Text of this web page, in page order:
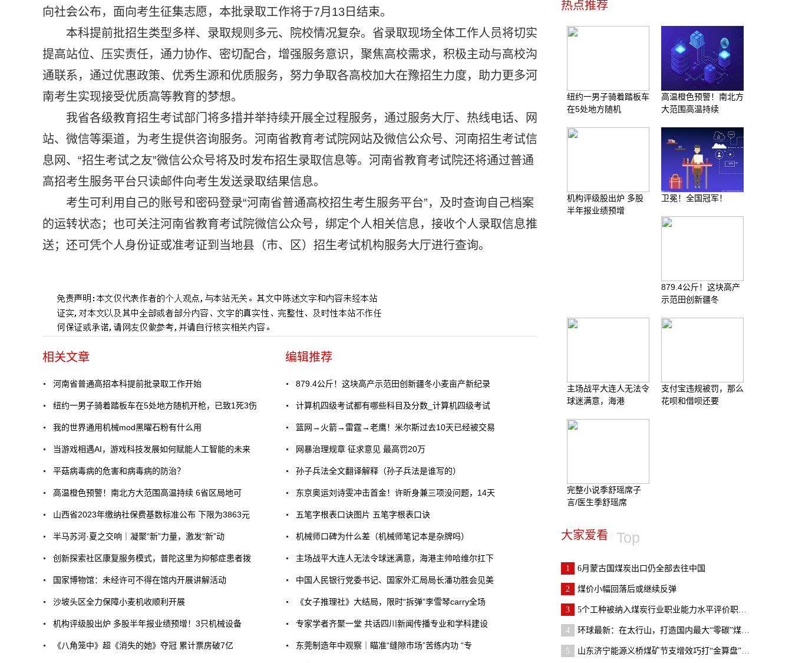
向社会公布，面向考生征集志愿，本批录取工作将于7月13日结束。
本科提前批招生类型多样、录取规则多元、院校情况复杂。省录取现场全体工作人员将切实
提高站位、压实责任，通力协作、密切配合，增强服务意识，聚焦高校需求，积极主动与高校沟
通联系，通过优惠政策、优秀生源和优质服务，努力争取各高校加大在豫招生力度，助力更多河
南考生实现接受优质高等教育的梦想。
我省各级教育招生考试部门将多措并举持续开展全过程服务，通过服务大厅、热线电话、网
站、微信等渠道，为考生提供咨询服务。河南省教育考试院网站及微信公众号、河南招生考试信
息网、“招生考试之友”微信公众号将及时发布招生录取信息等。河南省教育考试院还将通过普通
高招考生服务平台只读邮件向考生发送录取结果信息。
考生可利用自己的账号和密码登录“河南省普通高校招生考生服务平台”，及时查询自己档案
的运转状态；也可关注河南省教育考试院微信公众号，绑定个人相关信息，接收个人录取信息推
送；还可凭个人身份证或准考证到当地县（市、区）招生考试机构服务大厅进行查询。
相关文章
河南省普通高招本科提前批录取工作开始
纽约一男子骑着踏板车在5处地方随机开枪，已致1死3伤
我的世界通用机械mod黑曜石粉有什么用
当游戏相遇AI，游戏科技发展如何赋能人工智能的未来
平菇病毒病的危害和病毒病的防治？
高温橙色预警！南北方大范围高温持续 6省区局地可
山西省2023年缴纳社保费基数标准公布 下限为3863元
半马苏河·夏之交响｜凝聚“新”力量，激发“新”动
创新探索社区康复服务模式，普陀这里为抑郁症患者拨
国家博物馆：未经许可不得在馆内开展讲解活动
沙坡头区全力保障小麦机收顺利开展
机构评级股出炉 多股半年报业绩预增！3只机械设备
《八角笼中》超《消失的她》夺冠 累计票房破7亿
编辑推荐
879.4公斤！这块高产示范田创新疆冬小麦亩产新纪录
计算机四级考试都有哪些科目及分数_计算机四级考试
篮网→火箭→雷霆→老鹰！米尔斯过去10天已经被交易
网暴治理规章 征求意见 最高罚20万
孙子兵法全文翻译解释（孙子兵法是谁写的）
东京奥运刘诗雯冲击首金！许昕身兼三项没问题，14天
五笔字根表口诀图片 五笔字根表口诀
机械师口碑为什么差（机械师笔记本是杂牌吗）
主场战平大连人无法令球迷满意，海港主帅哈维尔扛下
中国人民银行党委书记、国家外汇局局长潘功胜会见美
《女子推理社》大结局，限时“拆弹”李雪琴carry全场
专家学者齐聚一堂 共话四川新闻传播专业和学科建设
东莞制造年中观察｜瞄准“缝隙市场”苦练内功 “专
热点推荐
纽约一男子骑着踏板车
在5处地方随机
高温橙色预警！南北方
大范围高温持续
机构评级股出炉 多股
半年报业绩预增
卫冕！全国冠军！
879.4公斤！这块高产
示范田创新疆冬
主场战平大连人无法令
球迷满意，海港
支付宝违规被罚，那么
花呗和借呗还要
完整小说季舒瑶席子
言/医生季舒瑶席
大家爱看 Top
1 6月蒙古国煤炭出口仍全部去往中国
2 煤价小幅回落后或继续反弹
3 5个工种被纳入煤炭行业职业能力水平评价职业范围
4 环球最新：在太行山，打造国内最大“零碳”煤层气示
5 山东济宁能源义桥煤矿节支增效巧打“金算盘”-全球